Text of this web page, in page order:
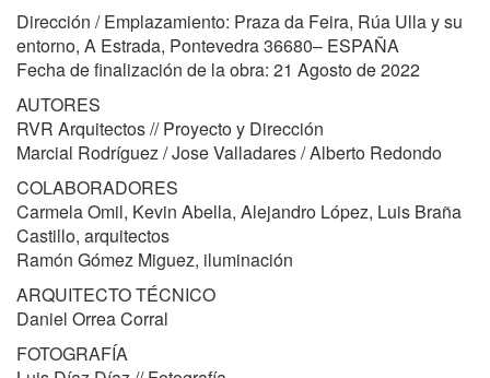
Dirección / Emplazamiento: Praza da Feira, Rúa Ulla y su
entorno, A Estrada, Pontevedra 36680– ESPAÑA
Fecha de finalización de la obra: 21 Agosto de 2022
AUTORES
RVR Arquitectos // Proyecto y Dirección
Marcial Rodríguez / Jose Valladares / Alberto Redondo
COLABORADORES
Carmela Omil, Kevin Abella, Alejandro López, Luis Braña
Castillo, arquitectos
Ramón Gómez Miguez, iluminación
ARQUITECTO TÉCNICO
Daniel Orrea Corral
FOTOGRAFÍA